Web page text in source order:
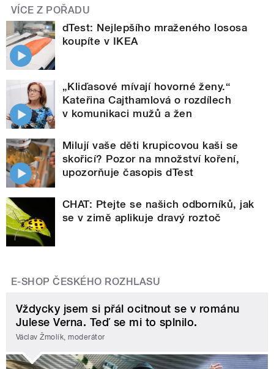
VÍCE Z POŘADU
dTest: Nejlepšího mraženého lososa
koupíte v IKEA
„Kliďasové mívají hovorné ženy.“
Kateřina Cajthamlová o rozdílech
v komunikaci mužů a žen
Milují vaše děti krupicovou kaši se
skořicí? Pozor na množství koření,
upozorňuje časopis dTest
CHAT: Ptejte se našich odborníků, jak
se v zimě aplikuje dravý roztoč
E-SHOP ČESKÉHO ROZHLASU
Vždycky jsem si přál ocitnout se v románu
Julese Verna. Teď se mi to splnilo.
Václav Žmolík, moderátor